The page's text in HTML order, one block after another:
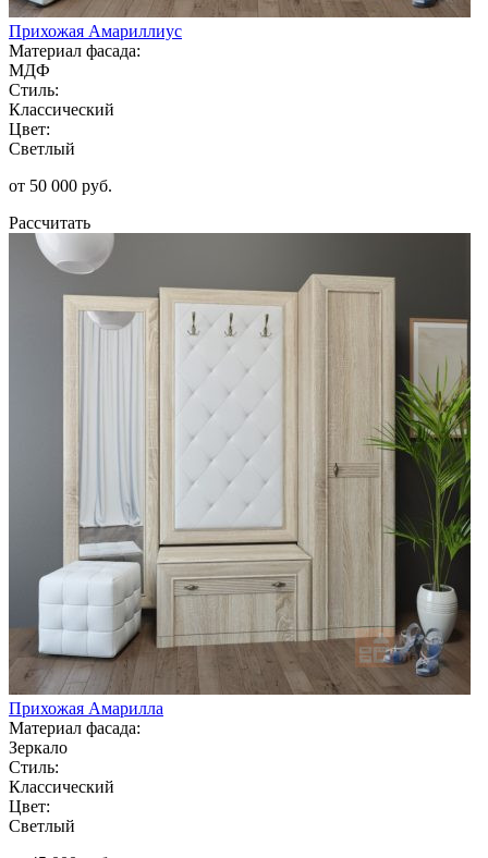
Прихожая Амариллиус
Материал фасада:
МДФ
Стиль:
Классический
Цвет:
Светлый
от 50 000 руб.
Рассчитать
Прихожая Амарилла
Материал фасада:
Зеркало
Стиль:
Классический
Цвет:
Светлый